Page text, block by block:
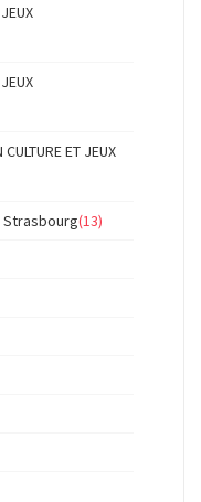
ET JEUX
Strasbourg(13)